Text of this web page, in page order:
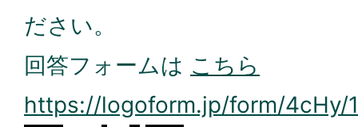
ださい。
回答フォームは こちら
https://logoform.jp/form/4cHy/